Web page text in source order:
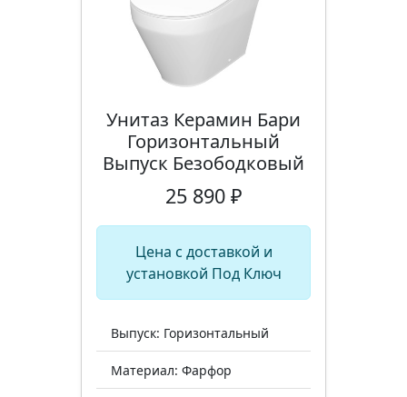
Унитаз Керамин Бари
Горизонтальный
Выпуск Безободковый
25 890 ₽
Цена с доставкой и
установкой Под Ключ
Выпуск: Горизонтальный
Материал: Фарфор